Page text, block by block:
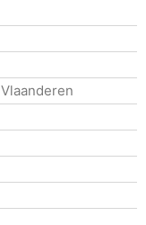
Vlaanderen